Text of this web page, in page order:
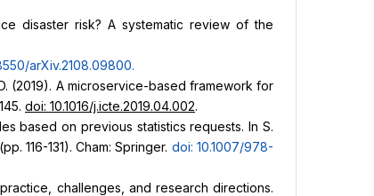
disaster risk? A systematic review of the
arXiv.2108.09800.
(2019). A microservice-based framework for
doi: 10.1016/j.icte.2019.04.002.
based on previous statistics requests. In S.
(pp. 116-131). Cham: Springer. doi: 10.1007/978-
challenges, and research directions.